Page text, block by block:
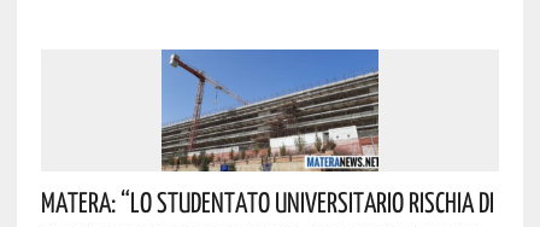
Matera: “Lo Studentato Universitario Rischia Di